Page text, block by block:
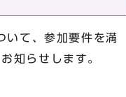
いて、参加要件を満
知らせします。